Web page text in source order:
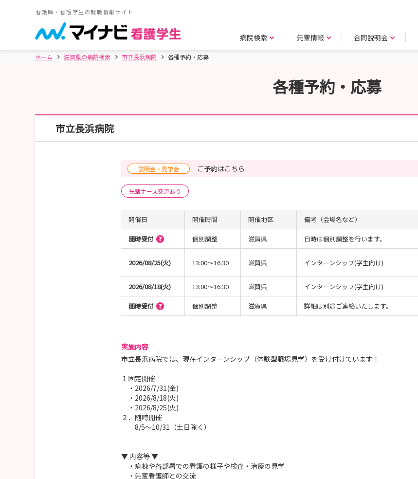
看護師・看護学生の就職情報サイト
病院検索 先輩情報 合同説明会
ホーム 滋賀県の病院検索 市立長浜病院 各種予約・応募
各種予約・応募
市立長浜病院
説明会・見学会 ご予約はこちら
先輩ナース交流あり
開催日 開催時間 開催地区 備考（会場名など）
随時受付 個別調整 滋賀県 日時は個別調整を行います。
2026/08/25(火) 13:00～16:30 滋賀県 インターンシップ(学生向け)
2026/08/18(火) 13:00～16:30 滋賀県 インターンシップ(学生向け)
随時受付 個別調整 滋賀県 詳細は別途ご連絡いたします。
実施内容
市立長浜病院では、現在インターンシップ（体験型職場見学）を受け付けています！
１固定開催
・2026/7/31(金)
・2026/8/18(火)
・2026/8/25(火)
２．随時開催
8/5～10/31（土日除く）
▼ 内容等 ▼
・病棟や各部署での看護の様子や検査・治療の見学
・先輩看護師との交流